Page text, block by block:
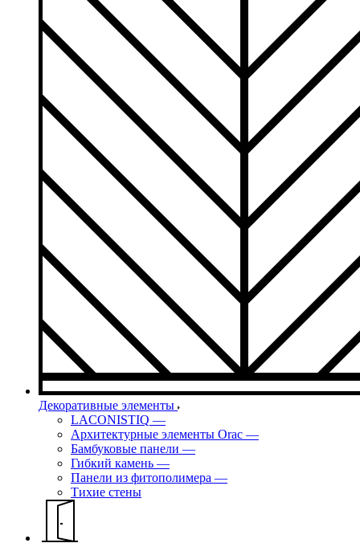
Декоративные элементы
LACONISTIQ —
Архитектурные элементы Orac —
Бамбуковые панели —
Гибкий камень —
Панели из фитополимера —
Тихие стены